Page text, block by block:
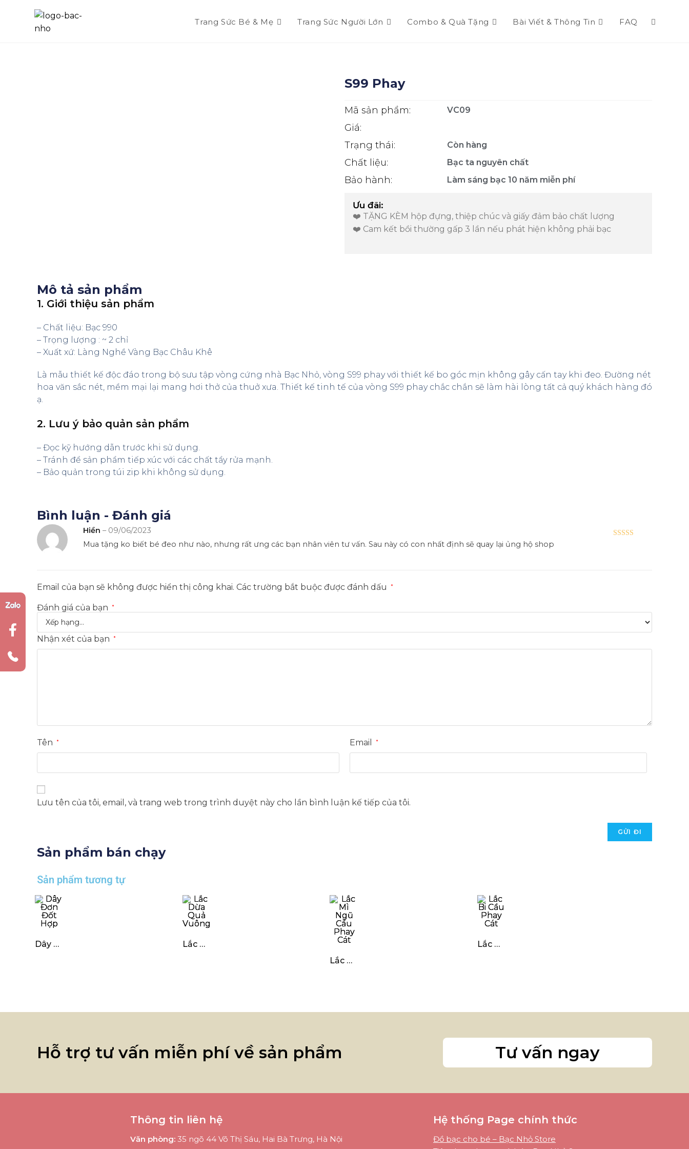
Trang Sức Bé & Mẹ Trang Sức Người Lớn Combo & Quà Tặng Bài Viết & Thông Tin FAQ
S99 Phay
Mã sản phẩm: VC09
Giá:
Trạng thái:
Còn hàng
Chất liệu: Bạc ta nguyên chất
Bảo hành: Làm sáng bạc 10 năm miễn phí
Ưu đãi:
❤️ TẶNG KÈM hộp đựng, thiệp chúc và giấy đảm bảo chất lượng
❤️ Cam kết bồi thường gấp 3 lần nếu phát hiện không phải bạc
Mô tả sản phẩm
1. Giới thiệu sản phẩm
– Chất liệu: Bạc 990
– Trọng lượng : ~ 2 chỉ
– Xuất xứ: Làng Nghề Vàng Bạc Châu Khê
Là mẫu thiết kế độc đáo trong bộ sưu tập vòng cứng nhà Bạc Nhỏ, vòng S99 phay với thiết kế bo góc mịn không gây cấn tay khi đeo. Đường nét
hoa văn sắc nét, mềm mại lại mang hơi thở của thuở xưa. Thiết kế tinh tế của vòng S99 phay chắc chắn sẽ làm hài lòng tất cả quý khách hàng đó
ạ.
2. Lưu ý bảo quản sản phẩm
– Đọc kỹ hướng dẫn trước khi sử dụng.
– Tránh để sản phẩm tiếp xúc với các chất tẩy rửa mạnh.
– Bảo quản trong túi zip khi không sử dụng.
Bình luận - Đánh giá
Hiền – 09/06/2023
Mua tặng ko biết bé đeo như nào, nhưng rất ưng các bạn nhân viên tư vấn. Sau này có con nhất định sẽ quay lại ủng hộ shop
Email của bạn sẽ không được hiển thị công khai. Các trường bắt buộc được đánh dấu *
Đánh giá của bạn *
Nhận xét của bạn *
Tên * Email *
Lưu tên của tôi, email, và trang web trong trình duyệt này cho lần bình luận kế tiếp của tôi.
Sản phẩm bán chạy
Sản phẩm tương tự
Dây Đơn Đốt Hợp
Lắc Dừa Quả Vuông
Lắc Mì Ngũ Cầu Phay Cát
Lắc Bi Cầu Phay Cát
Hỗ trợ tư vấn miễn phí về sản phẩm Tư vấn ngay
Thông tin liên hệ
Văn phòng:35 ngõ 44 Võ Thị Sáu, Hai Bà Trưng, Hà Nội
Hệ thống Page chính thức
Đồ bạc cho bé – Bạc Nhỏ Store